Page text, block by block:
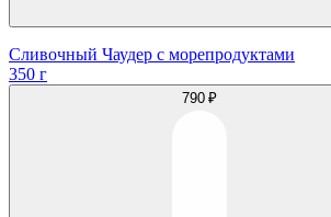
Сливочный Чаудер с морепродуктами
350 г
790 ₽